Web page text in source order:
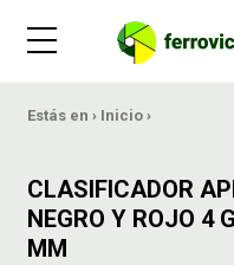
Estás en › Inicio ›
CLASIFICADOR
NEGRO Y ROJO 4
MM